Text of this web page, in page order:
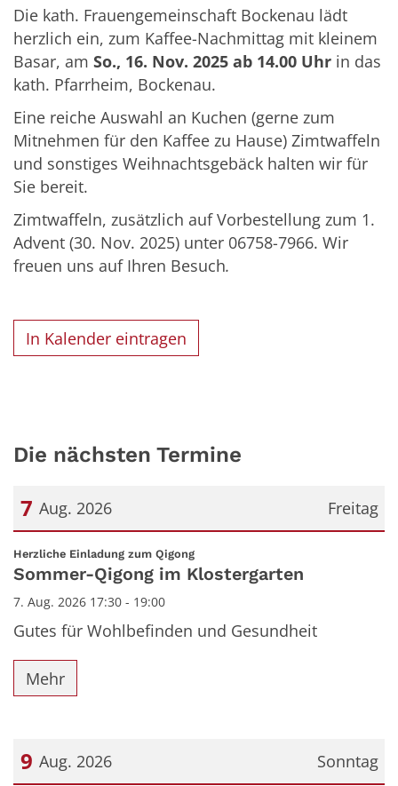
Die kath. Frauengemeinschaft Bockenau lädt
herzlich ein, zum Kaffee-Nachmittag mit kleinem
Basar, am So., 16. Nov. 2025 ab 14.00 Uhr in das
kath. Pfarrheim, Bockenau.
Eine reiche Auswahl an Kuchen (gerne zum
Mitnehmen für den Kaffee zu Hause) Zimtwaffeln
und sonstiges Weihnachtsgebäck halten wir für
Sie bereit.
Zimtwaffeln, zusätzlich auf Vorbestellung zum 1.
Advent (30. Nov. 2025) unter 06758-7966. Wir
freuen uns auf Ihren Besuch.
In Kalender eintragen
Die nächsten Termine
Freitag
7 Aug. 2026
Datum: 7. August 2026
Herzliche Einladung zum Qigong:
Sommer-Qigong im Klostergarten
7. Aug. 2026 17:30 - 19:00
Gutes für Wohlbefinden und Gesundheit
Mehr
Sonntag
9 Aug. 2026